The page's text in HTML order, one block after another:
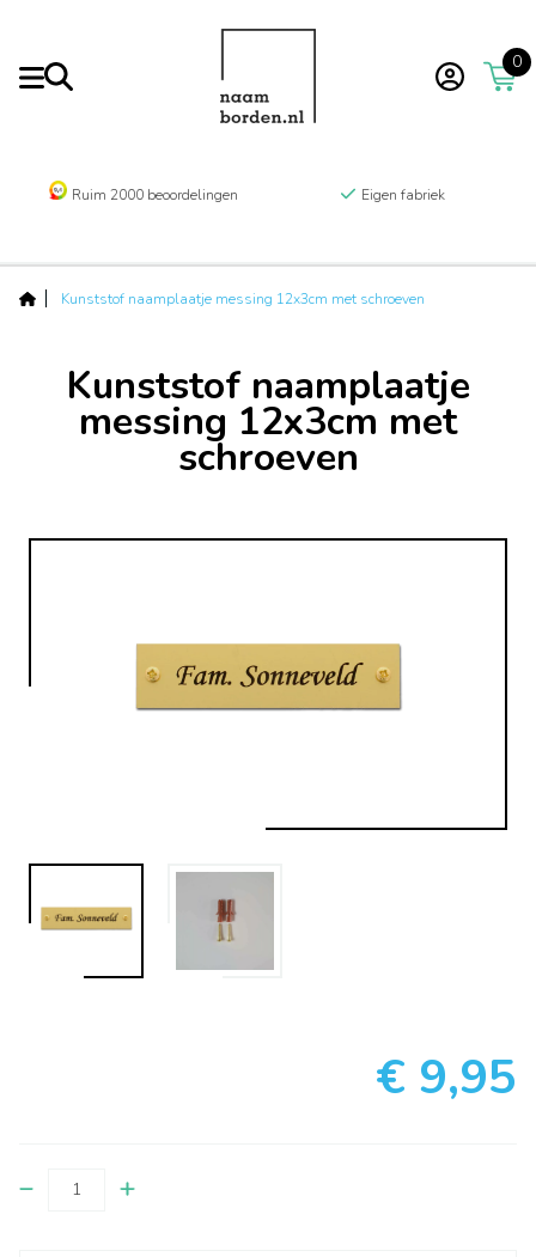
0
Ruim 2000 beoordelingen Eigen fabriek
Kunststof naamplaatje messing 12x3cm met schroeven
Kunststof naamplaatje
messing 12x3cm met
schroeven
€ 9,95